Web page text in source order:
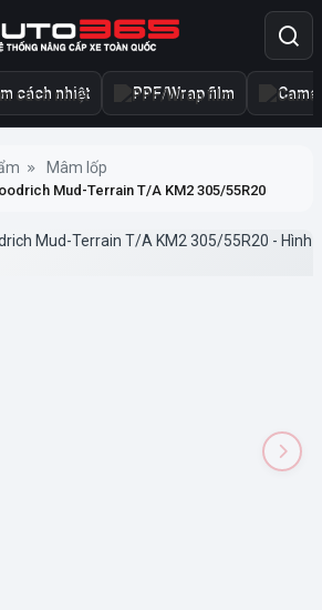
cách nhiệt PPF/Wrap film
Mâm lốp
Mud-Terrain T/A KM2 305/55R20